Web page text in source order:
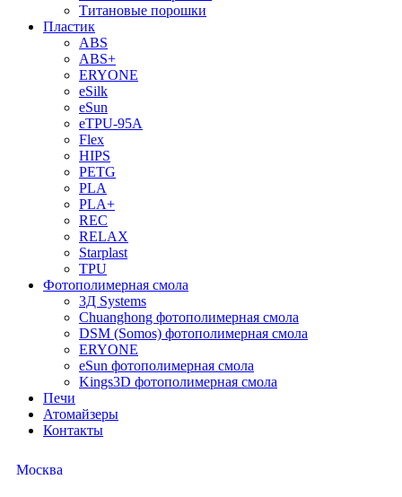
Титановые порошки
Пластик
ABS
ABS+
ERYONE
eSilk
eSun
eTPU-95A
Flex
HIPS
PETG
PLA
PLA+
REC
RELAX
Starplast
TPU
Фотополимерная смола
3Д Systems
Chuanghong фотополимерная смола
DSM (Somos) фотополимерная смола
ERYONE
eSun фотополимерная смола
Kings3D фотополимерная смола
Печи
Атомайзеры
Контакты
Москва